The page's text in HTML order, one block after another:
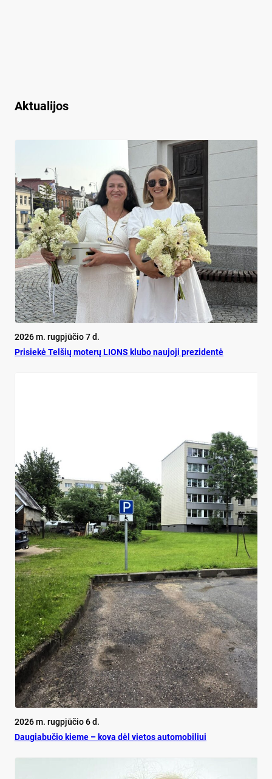
Aktualijos
2026 m. rugpjūčio 7 d.
Pri­siekė Tel­šių mo­terų LIONS klu­bo nau­jo­ji pre­zi­dentė
2026 m. rugpjūčio 6 d.
Dau­gia­bu­čio kie­me – ko­va dėl vie­tos au­to­mo­bi­liui